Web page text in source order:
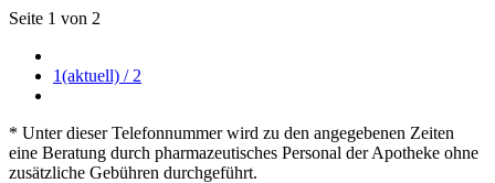
Seite 1 von 2
1(aktuell) / 2
* Unter dieser Telefonnummer wird zu den angegebenen Zeiten
eine Beratung durch pharmazeutisches Personal der Apotheke ohne
zusätzliche Gebühren durchgeführt.